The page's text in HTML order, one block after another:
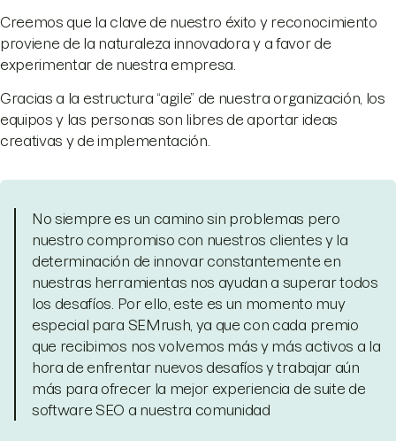
Creemos que la clave de nuestro éxito y reconocimiento
proviene de la naturaleza innovadora y a favor de
experimentar de nuestra empresa.
Gracias a la estructura “agile” de nuestra organización, los
equipos y las personas son libres de aportar ideas
creativas y de implementación.
No siempre es un camino sin problemas pero
nuestro compromiso con nuestros clientes y la
determinación de innovar constantemente en
nuestras herramientas nos ayudan a superar todos
los desafíos. Por ello, este es un momento muy
especial para SEMrush, ya que con cada premio
que recibimos nos volvemos más y más activos a la
hora de enfrentar nuevos desafíos y trabajar aún
más para ofrecer la mejor experiencia de suite de
software SEO a nuestra comunidad